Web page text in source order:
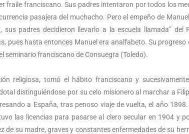
fraile franciscano. Sus padres intentaron por todos los
pasajera del muchacho. Pero el empeño de
sus padres decidieron llevarlo a la escuela llamada” del
pues hasta entonces Manuel era analfabeto. Su progreso
seminario franciscano de Consuegra (Toledo).
religiosa, tomó el hábito franciscano y
distinguiéndose por su celo misionero al marchar a
a España, tras penoso viaje de vuelta, el año
las licencias para pasarse al clero secular en 1904 y
de su madre, graves y constantes enfermedades de su